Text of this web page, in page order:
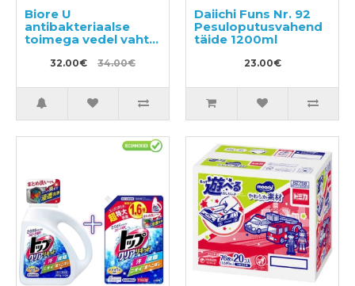
Biore U
antibakteriaalse
toimega vedel vaht-
tsitrusearoomiga
450ml
32.00€ 34.00€
Daiichi Funs Nr. 92
Pesuloputusvahend
täide 1200ml
23.00€